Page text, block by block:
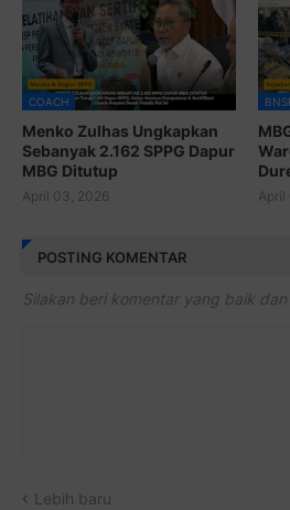
COACH
Menko Zulhas Ungkapkan
Sebanyak 2.162 SPPG Dapur
MBG Ditutup
April 03, 2026 April
POSTING KOMENTAR
Silakan beri komentar yang baik
Lebih baru